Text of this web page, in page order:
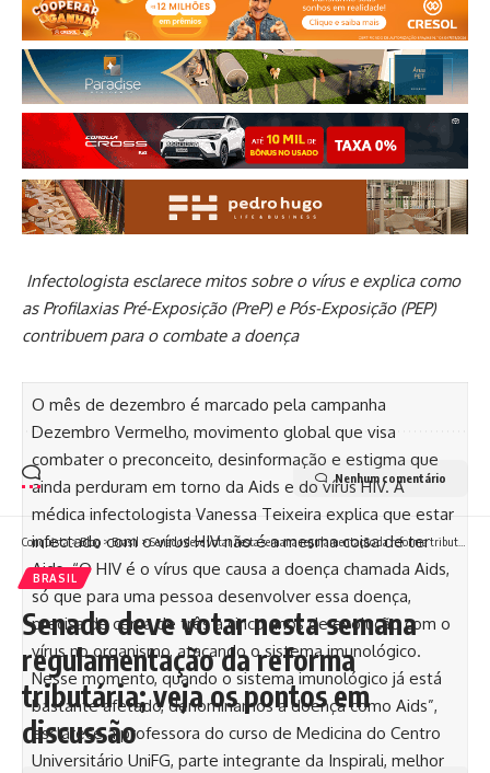
Infectologista esclarece mitos sobre o vírus e explica como
as Profilaxias Pré-Exposição (PreP) e Pós-Exposição (PEP)
contribuem para o combate a doença
O mês de dezembro é marcado pela campanha
Dezembro Vermelho, movimento global que visa
combater o preconceito, desinformação e estigma que
ainda perduram em torno da Aids e do vírus HIV. A
médica infectologista Vanessa Teixeira explica que estar
infectado com o vírus HIV não é a mesma coisa de ter
Aids. “O HIV é o vírus que causa a doença chamada Aids,
só que para uma pessoa desenvolver essa doença,
precisa de cerca de três a cinco anos de evolução com o
vírus no organismo, atacando o sistema imunológico.
Nesse momento, quando o sistema imunológico já está
bastante afetado, denominamos a doença como Aids”,
esclarece a professora do curso de Medicina do Centro
Universitário UniFG, parte integrante da Inspirali, melhor
Nenhum comentário
Conquista>Blog >Brasil >Senado deve votar nesta semana regulamentação da reforma tributária; veja os pontos em discussão
BRASIL
Senado deve votar nesta semana
regulamentação da reforma
tributária; veja os pontos em
discussão